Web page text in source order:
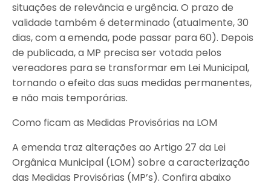
situações de relevância e urgência. O prazo de
validade também é determinado (atualmente, 30
dias, com a emenda, pode passar para 60). Depois
de publicada, a MP precisa ser votada pelos
vereadores para se transformar em Lei Municipal,
tornando o efeito das suas medidas permanentes,
e não mais temporárias.
Como ficam as Medidas Provisórias na LOM
A emenda traz alterações ao Artigo 27 da Lei
Orgânica Municipal (LOM) sobre a caracterização
das Medidas Provisórias (MP’s). Confira abaixo